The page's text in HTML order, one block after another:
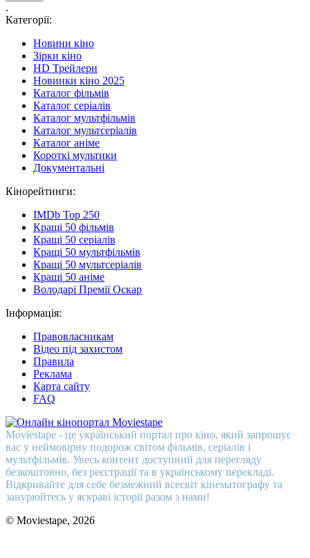
.
Категорії:
Новини кіно
Зірки кіно
HD Трейлери
Новинки кіно 2025
Каталог фільмів
Каталог серіалів
Каталог мультфільмів
Каталог мультсеріалів
Каталог аніме
Короткі мультики
Документальні
Кінорейтинги:
IMDb Top 250
Кращі 50 фільмів
Кращі 50 серіалів
Кращі 50 мультфільмів
Кращі 50 мультсеріалів
Кращі 50 аніме
Володарі Премії Оскар
Інформація:
Правовласникам
Відео під захистом
Правила
Реклама
Карта сайту
FAQ
Moviestape - це український портал про кіно, який запрошує
вас у неймовірну подорож світом фільмів, серіалів і
мультфільмів. Увесь контент доступний для перегляду
безкоштовно, без реєстрації та в українському перекладі.
Відкривайте для себе безмежний всесвіт кінематографу та
занурюйтесь у яскраві історії разом з нами!
© Moviestape, 2026